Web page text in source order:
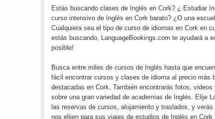
Estás buscando clases de Inglés en Cork? ¿ Estudiar
curso intensivo de Inglés en Cork barato? ¿O una
Cualquiera sea el tipo de curso de idiomas en Cork en
estás buscando, LanguageBookings.com te ayudará a
posible!
Busca entre miles de cursos de Inglés hasta que
fácil encontrar cursos y clases de idioma al precio más
destacadas en Cork. También encontrarás fotos,
sobre una gran variedad de academias de Inglés. Elije
las reservas de cursos, alojamiento y traslados, y
nos elijen para sus viajes de estudios de Inglés en